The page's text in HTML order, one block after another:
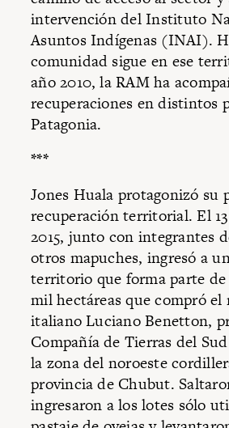
intervención del Instituto
Asuntos Indígenas (INAI).
comunidad sigue en ese
año 2010, la RAM ha
recuperaciones en distintos
Patagonia.
***
Jones Huala protagonizó su
recuperación territorial. El
2015, junto con integrantes
otros mapuches, ingresó a
territorio que forma parte de
mil hectáreas que compró el
italiano Luciano Benetton,
Compañía de Tierras del
la zona del noroeste
provincia de Chubut.
ingresaron a los lotes sólo